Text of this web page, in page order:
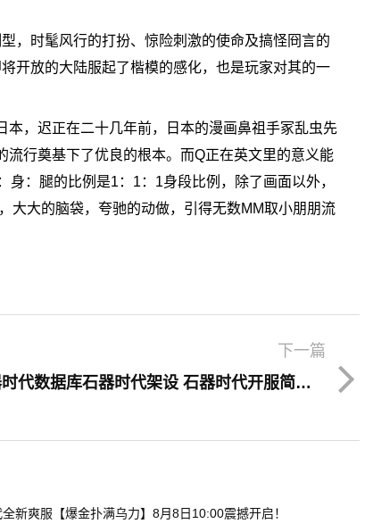
时髦风行的打扮、惊险刺激的使命及搞怪冏言的
开放的大陆服起了楷模的感化，也是玩家对其的一
迟正在二十几年前，日本的漫画鼻祖手冢乱虫先
行奠基下了优良的根本。而Q正在英文里的意义能
：腿的比例是1：1：1身段比例，除了画面以外，
大大的脑袋，夸驰的动做，引得无数MM取小朋朋流
下一篇
石器时代数据库石器时代架设 石器时代开服简易搭建笔记
新爽服【爆金扑满乌力】8月8日10:00震撼开启！​